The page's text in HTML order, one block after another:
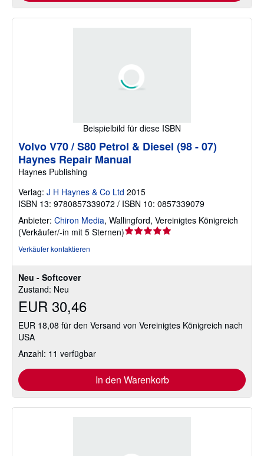
Beispielbild für diese ISBN
Neu - Softcover
Zustand: Neu
EUR 30,46
EUR 18,08 für den Versand von Vereinigtes Königreich nach
USA
Anzahl: 11 verfügbar
In den Warenkorb
Volvo V70 / S80 Petrol & Diesel (98 - 07)
Haynes Repair Manual
Haynes Publishing
Verlag: J H Haynes & Co Ltd 2015
ISBN 13: 9780857339072 / ISBN 10: 0857339079
Anbieter: Chiron Media, Wallingford, Vereinigtes Königreich
(Verkäufer/-in mit 5 Sternen)Verkäuferbewertung
Verkäufer kontaktieren